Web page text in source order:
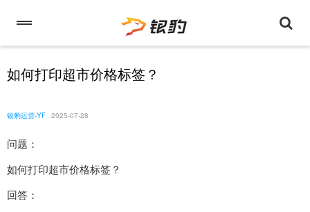
如何打印超市价格标签？
银豹运营-YF 2025-07-28
问题：
如何打印超市价格标签？
回答：